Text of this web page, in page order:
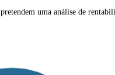
uma análise de